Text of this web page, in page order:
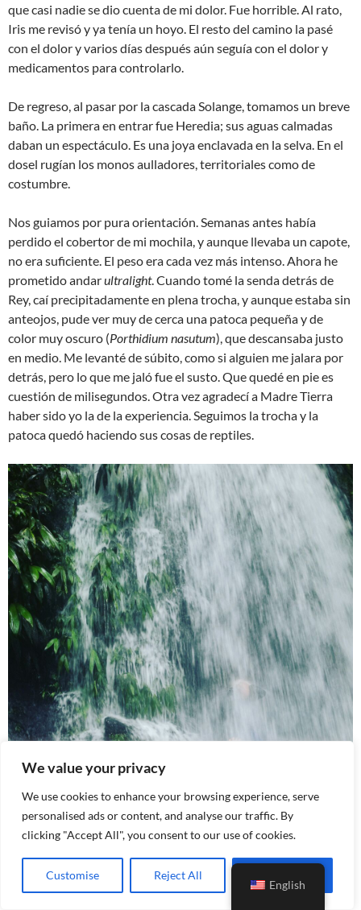
We value your privacy
We use cookies to enhance your browsing experience, serve
personalised ads or content, and analyse our traffic. By
clicking "Accept All", you consent to our use of cookies.
Customise Reject All
que casi nadie se dio cuenta de mi dolor. Fue horrible. Al rato,
Iris me revisó y ya tenía un hoyo. El resto del camino la pasé
con el dolor y varios días después aún seguía con el dolor y
medicamentos para controlarlo.
De regreso, al pasar por la cascada Solange, tomamos un breve
baño. La primera en entrar fue Heredia; sus aguas calmadas
daban un espectáculo. Es una joya enclavada en la selva. En el
dosel rugían los monos aulladores, territoriales como de
costumbre.
Nos guiamos por pura orientación. Semanas antes había
perdido el cobertor de mi mochila, y aunque llevaba un capote,
no era suficiente. El peso era cada vez más intenso. Ahora he
prometido andarultralight. Cuando tomé la senda detrás de
Rey, caí precipitadamente en plena trocha, y aunque estaba sin
anteojos, pude ver muy de cerca una patoca pequeña y de
color muy oscuro (Porthidium nasutum), que descansaba justo
en medio. Me levanté de súbito, como si alguien me jalara por
detrás, pero lo que me jaló fue el susto. Que quedé en pie es
cuestión de milisegundos. Otra vez agradecí a Madre Tierra
haber sido yo la de la experiencia. Seguimos la trocha y la
patoca quedó haciendo sus cosas de reptiles.
English